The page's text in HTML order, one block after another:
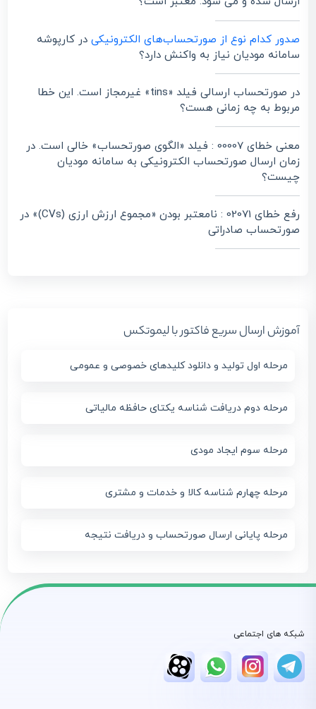
صدور کدام نوع از صورتحساب‌های الکترونیکیدر کارپوشه
سامانه مودیان نیاز به واکنش دارد؟
در صورتحساب ارسالی فیلد «tins» غیرمجاز است. این خطا
مربوط به چه زمانی هست؟
معنی خطای 00007 : فیلد «الگوی صورتحساب» خالی است. در
زمان ارسال صورتحساب الکترونیکی به سامانه مودیان
چیست؟
رفع خطای 02071 : نامعتبر بودن «مجموع ارزش ارزی (CVs)» در
صورتحساب صادراتی
آموزش ارسال سریع فاکتور با لیموتکس
مرحله اول تولید و دانلود کلیدهای خصوصی و عمومی
مرحله دوم دریافت شناسه یکتای حافظه مالیاتی
مرحله سوم ایجاد مودی
مرحله چهارم شناسه کالا و خدمات و مشتری
مرحله پایانی ارسال صورتحساب و دریافت نتیجه
شبکه های اجتماعی